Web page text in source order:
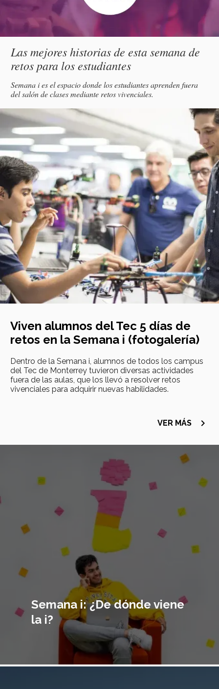
Subtítulo
Las mejores historias de esta semana de
retos para los estudiantes
Descripción
Semana i es el espacio donde los estudiantes aprenden fuera
del salón de clases mediante retos vivenciales.
Viven alumnos del Tec 5 días de
retos en la Semana i (fotogalería)
Dentro de la Semana i, alumnos de todos los campus
del Tec de Monterrey tuvieron diversas actividades
fuera de las aulas, que los llevó a resolver retos
vivenciales para adquirir nuevas habilidades.
VER MÁS navigate_next
Semana i: ¿De dónde viene
la i?